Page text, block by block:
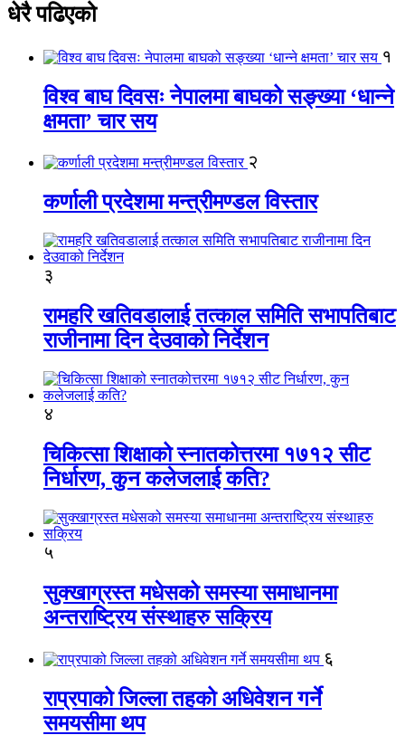
धेरै पढिएको
१
विश्व बाघ दिवसः नेपालमा बाघको सङ्ख्या ‘धान्ने
क्षमता’ चार सय
२
कर्णाली प्रदेशमा मन्त्रीमण्डल विस्तार
३
रामहरि खतिवडालाई तत्काल समिति सभापतिबाट
राजीनामा दिन देउवाको निर्देशन
४
चिकित्सा शिक्षाको स्नातकोत्तरमा १७१२ सीट
निर्धारण, कुन कलेजलाई कति?
५
सुक्खाग्रस्त मधेसको समस्या समाधानमा
अन्तराष्ट्रिय संस्थाहरु सक्रिय
६
राप्रपाको जिल्ला तहको अधिवेशन गर्ने
समयसीमा थप